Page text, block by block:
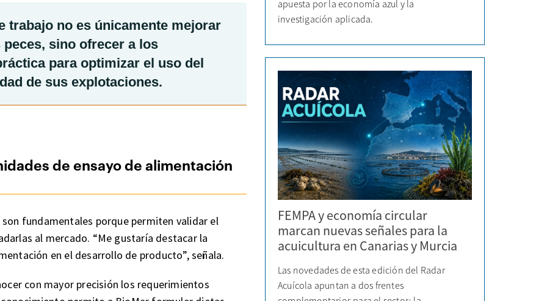
trabajo no es únicamente mejorar
sino ofrecer a los
para optimizar el uso del
de sus explotaciones.
de ensayo de alimentación
fundamentales porque permiten validar el
al mercado. “Me gustaría destacar la
en el desarrollo de producto”, señala.
con mayor precisión los requerimientos
apuesta por la economía azul y la
investigación aplicada.
FEMPA y economía circular
marcan nuevas señales para la
acuicultura en Canarias y Murcia
Las novedades de esta edición del Radar
Acuícola apuntan a dos frentes